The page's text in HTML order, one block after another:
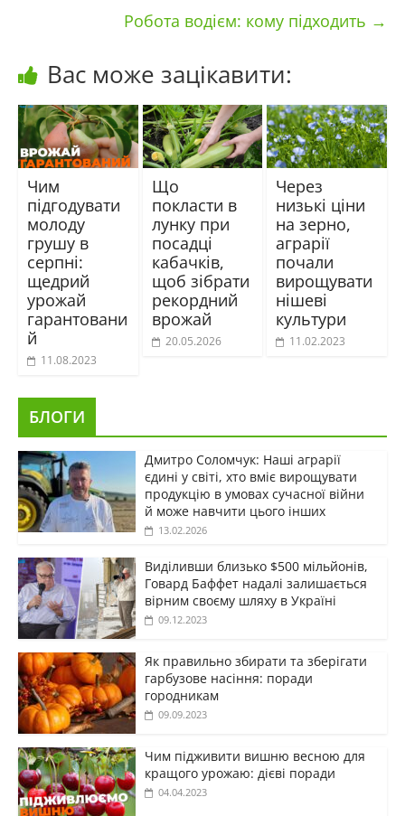
Робота водієм: кому підходить →
Вас може зацікавити:
Чим
підгодувати
молоду
грушу в
серпні:
щедрий
урожай
гарантовани
й
11.08.2023
Що
покласти в
лунку при
посадці
кабачків,
щоб зібрати
рекордний
врожай
20.05.2026
Через
низькі ціни
на зерно,
аграрії
почали
вирощувати
нішеві
культури
11.02.2023
БЛОГИ
Дмитро Соломчук: Наші аграрії
єдині у світі, хто вміє вирощувати
продукцію в умовах сучасної війни
й може навчити цього інших
13.02.2026
Виділивши близько $500 мільйонів,
Говард Баффет надалі залишається
вірним своєму шляху в Україні
09.12.2023
Як правильно збирати та зберігати
гарбузове насіння: поради
городникам
09.09.2023
Чим підживити вишню весною для
кращого урожаю: дієві поради
04.04.2023